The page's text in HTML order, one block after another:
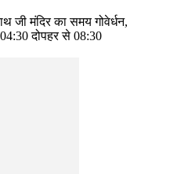
जी मंदिर का समय गोवेर्धन,
दोपहर से 08:30